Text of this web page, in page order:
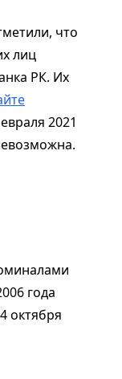
что
лиц
РК. Их
2021
года
октября